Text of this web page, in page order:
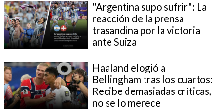
"Argentina supo sufrir": La
reacción de la prensa
trasandina por la victoria
ante Suiza
Haaland elogió a
Bellingham tras los cuartos:
Recibe demasiadas críticas,
no se lo merece